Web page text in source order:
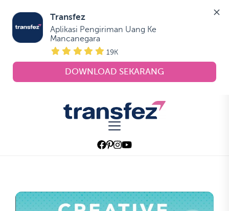
Transfez
Aplikasi Pengiriman Uang Ke
Mancanegara
19K
DOWNLOAD SEKARANG
Transfez